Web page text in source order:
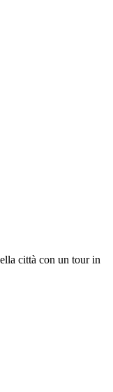
città con un tour in